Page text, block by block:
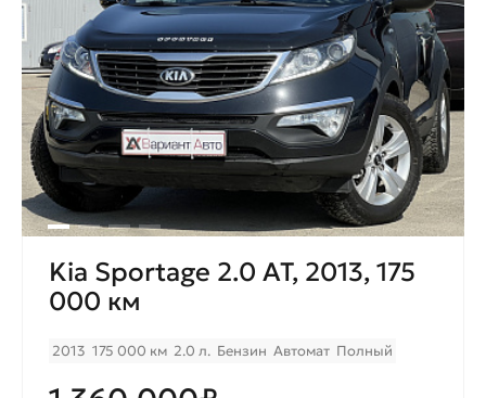
Kia Sportage 2.0 AT, 2013, 175
000 км
2013 175 000 км 2.0 л. Бензин Автомат Полный